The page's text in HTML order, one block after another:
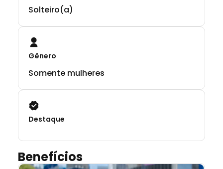
Solteiro(a)
Gênero
Somente mulheres
Destaque
Benefícios